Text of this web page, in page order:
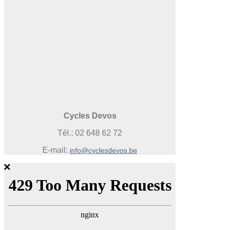
Cycles Devos
Tél.: 02 648 62 72
E-mail: info@cyclesdevos.be